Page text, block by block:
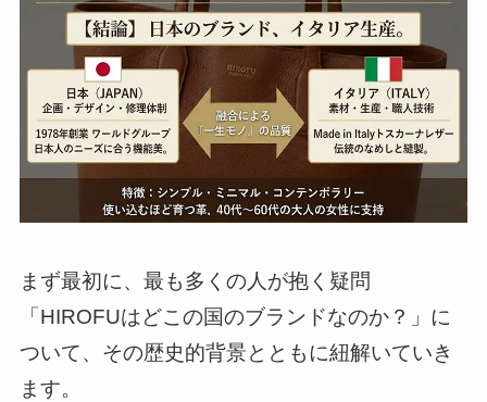
まず最初に、最も多くの人が抱く疑問
「HIROFUはどこの国のブランドなのか？」に
ついて、その歴史的背景とともに紐解いていき
ます。